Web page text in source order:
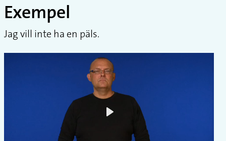
Exempel
Jag vill inte ha en päls.